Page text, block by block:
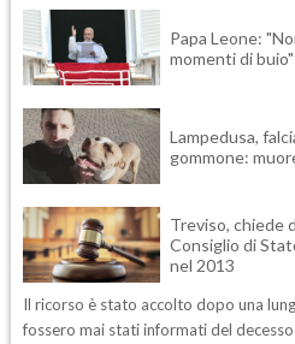
Papa Leone:
momenti di buio"
Lampedusa,
gommone:
Treviso, chiede
Consiglio di
nel 2013
Il ricorso è stato accolto dopo una
fossero mai stati informati del